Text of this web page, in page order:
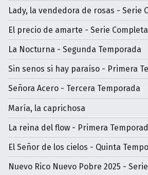
Lady, la vendedora de rosas - Serie
El precio de amarte - Serie Completa
La Nocturna - Segunda Temporada
Sin senos si hay paraíso - Primera
Señora Acero - Tercera Temporada
María, la caprichosa
La reina del flow - Primera
El Señor de los cielos - Quinta
Nuevo Rico Nuevo Pobre 2025 -